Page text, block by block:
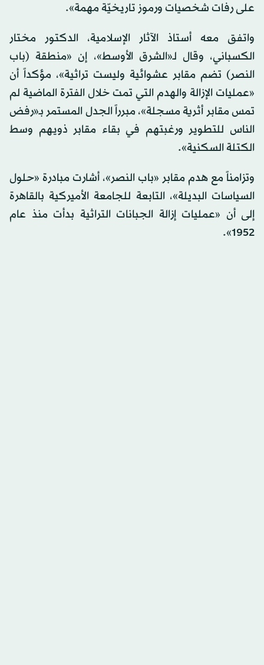
على رفات شخصيات ورموز تاريخيّة مهمة».
واتفق معه أستاذ الآثار الإسلامية، الدكتور مختار
الكسباني، وقال لـ«الشرق الأوسط»، إن «منطقة (باب
النصر) تضم مقابر عشوائية وليست تراثية»، مؤكداً أن
«عمليات الإزالة والهدم التي تمت خلال الفترة الماضية لم
تمس مقابر أثرية مسجلة»، مبرراً الجدل المستمر بـ«رفض
الناس للتطوير ورغبتهم في بقاء مقابر ذويهم وسط
الكتلة السكنية».
وتزامناً مع هدم مقابر «باب النصر»، أشارت مبادرة «حلول
السياسات البديلة»، التابعة للجامعة الأميركية بالقاهرة
إلى أن «عمليات إزالة الجبانات التراثية بدأت منذ عام
1952».